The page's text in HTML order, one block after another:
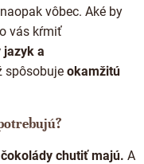
vôbec. Aké by
vás kŕmiť
jazyk a
spôsobuje okamžitú
chutiť majú. A